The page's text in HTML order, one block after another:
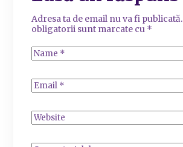
Adresa ta de email nu va fi publicată.
obligatorii sunt marcate cu *